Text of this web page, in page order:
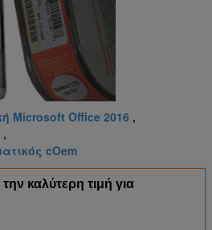
Microsoft Office 2016 ,
,
cOem
καλύτερη τιμή για